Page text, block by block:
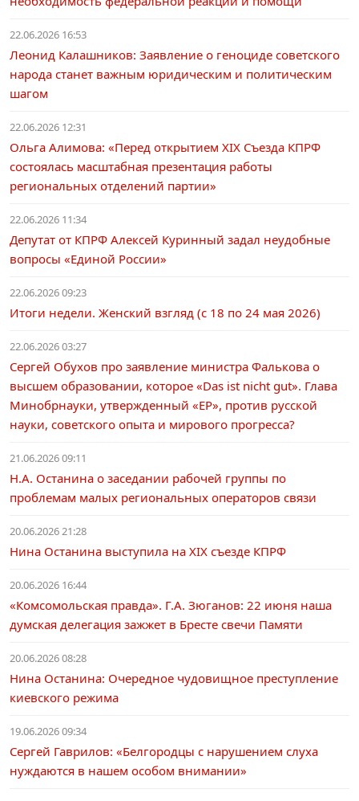
22.06.2026 16:53
Леонид Калашников: Заявление о геноциде советского
народа станет важным юридическим и политическим
шагом
22.06.2026 12:31
Ольга Алимова: «Перед открытием XIX Съезда КПРФ
состоялась масштабная презентация работы
региональных отделений партии»
22.06.2026 11:34
Депутат от КПРФ Алексей Куринный задал неудобные
вопросы «Единой России»
22.06.2026 09:23
Итоги недели. Женский взгляд (с 18 по 24 мая 2026)
22.06.2026 03:27
Сергей Обухов про заявление министра Фалькова о
высшем образовании, которое «Das ist nicht gut». Глава
Минобрнауки, утвержденный «ЕР», против русской
науки, советского опыта и мирового прогресса?
21.06.2026 09:11
Н.А. Останина о заседании рабочей группы по
проблемам малых региональных операторов связи
20.06.2026 21:28
Нина Останина выступила на XIX съезде КПРФ
20.06.2026 16:44
«Комсомольская правда». Г.А. Зюганов: 22 июня наша
думская делегация зажжет в Бресте свечи Памяти
20.06.2026 08:28
Нина Останина: Очередное чудовищное преступление
киевского режима
19.06.2026 09:34
Сергей Гаврилов: «Белгородцы с нарушением слуха
нуждаются в нашем особом внимании»